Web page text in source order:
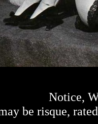
Notice,
be risque,